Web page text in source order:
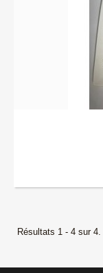
Résultats 1 - 4 sur 4.